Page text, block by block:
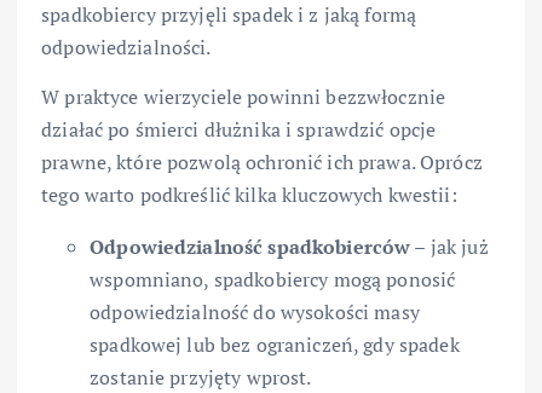
spadkobiercy przyjęli spadek i z jaką formą
odpowiedzialności.
W praktyce wierzyciele powinni bezzwłocznie
działać po śmierci dłużnika i sprawdzić opcje
prawne, które pozwolą ochronić ich prawa. Oprócz
tego warto podkreślić kilka kluczowych kwestii:
Odpowiedzialność spadkobierców– jak już
wspomniano, spadkobiercy mogą ponosić
odpowiedzialność do wysokości masy
spadkowej lub bez ograniczeń, gdy spadek
zostanie przyjęty wprost.